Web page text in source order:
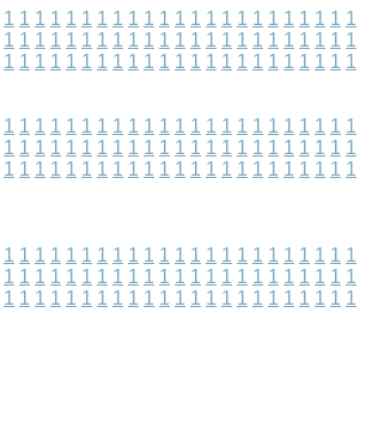
1 1 1 1 1 1 1 1 1 1 1 1 1 1 1 1 1 1 1 1 1 1 1
1 1 1 1 1 1 1 1 1 1 1 1 1 1 1 1 1 1 1 1 1 1 1
1 1 1 1 1 1 1 1 1 1 1 1 1 1 1 1 1 1 1 1 1 1 1
1 1 1 1 1 1 1 1 1 1 1 1 1 1 1 1 1 1 1 1 1 1 1
1 1 1 1 1 1 1 1 1 1 1 1 1 1 1 1 1 1 1 1 1 1 1
1 1 1 1 1 1 1 1 1 1 1 1 1 1 1 1 1 1 1 1 1 1 1
1 1 1 1 1 1 1 1 1 1 1 1 1 1 1 1 1 1 1 1 1 1 1
1 1 1 1 1 1 1 1 1 1 1 1 1 1 1 1 1 1 1 1 1 1 1
1 1 1 1 1 1 1 1 1 1 1 1 1 1 1 1 1 1 1 1 1 1 1